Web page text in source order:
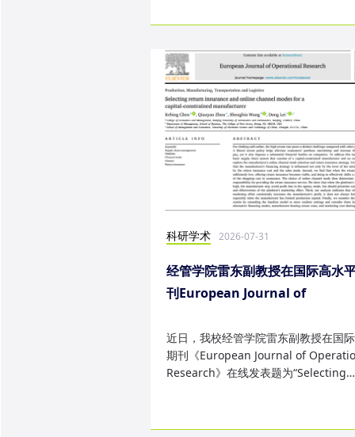
科研学术 2026-07-31
经管学院雷东副教授在国际高水
刊European Journal of
果
近日，我校经管学院雷东副教授在国
期刊《European Journal of
Research》在线发表题为“Selecting